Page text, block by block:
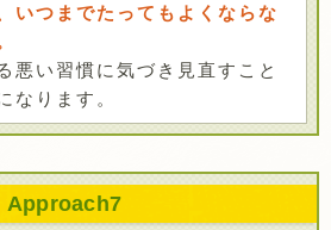
いつまでたってもよくならな
悪い習慣に気づき見直すこと
なります。
Approach7